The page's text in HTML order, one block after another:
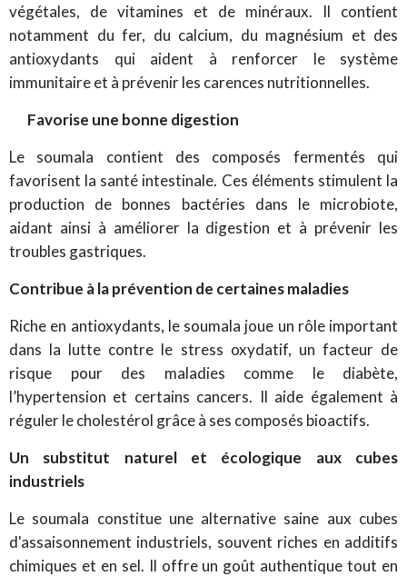
végétales, de vitamines et de minéraux. Il contient
notamment du fer, du calcium, du magnésium et des
antioxydants qui aident à renforcer le système
immunitaire et à prévenir les carences nutritionnelles.
Favorise une bonne digestion
Le soumala contient des composés fermentés qui
favorisent la santé intestinale. Ces éléments stimulent la
production de bonnes bactéries dans le microbiote,
aidant ainsi à améliorer la digestion et à prévenir les
troubles gastriques.
Contribue à la prévention de certaines maladies
Riche en antioxydants, le soumala joue un rôle important
dans la lutte contre le stress oxydatif, un facteur de
risque pour des maladies comme le diabète,
l’hypertension et certains cancers. Il aide également à
réguler le cholestérol grâce à ses composés bioactifs.
Un substitut naturel et écologique aux cubes
industriels
Le soumala constitue une alternative saine aux cubes
d'assaisonnement industriels, souvent riches en additifs
chimiques et en sel. Il offre un goût authentique tout en